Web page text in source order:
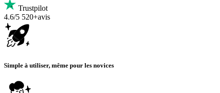
Trustpilot
4.6/5 520+avis
Simple à utiliser, même pour les novices